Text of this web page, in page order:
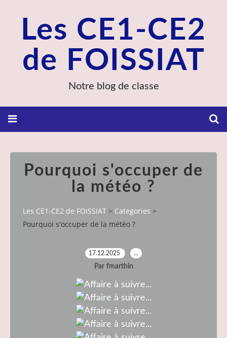
Les CE1-CE2
de FOISSIAT
Notre blog de classe
Pourquoi s'occuper de
la météo ?
Les CE1-CE2 de FOISSIAT > Categories >
Pourquoi s'occuper de la météo ?
17.12.2025 …
Par fmarthin